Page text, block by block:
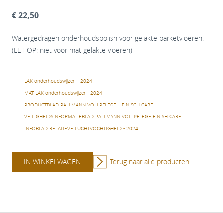
€ 22,50
Watergedragen onderhoudspolish voor gelakte parketvloeren.
(LET OP: niet voor mat gelakte vloeren)
LAK onderhoudswijzer – 2024
MAT LAK onderhoudswijzer - 2024
PRODUCTBLAD PALLMANN VOLLPFLEGE – FINISCH CARE
VEILIGHEIDSINFORMATIEBLAD PALLMANN VOLLPFLEGE FINISH CARE
INFOBLAD RELATIEVE LUCHTVOCHTIGHEID - 2024
IN WINKELWAGEN Terug naar alle producten